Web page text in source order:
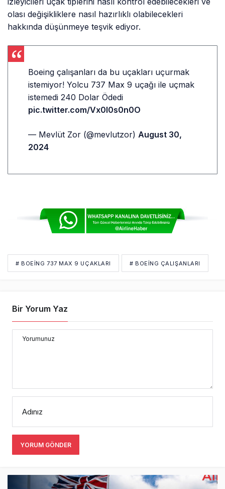
olası değişikliklere nasıl hazırlıklı olabilecekleri
hakkında düşünmeye teşvik ediyor.
Boeing çalışanları da bu uçakları uçurmak
istemiyor! Yolcu 737 Max 9 uçağı ile uçmak
istemedi 240 Dolar Ödedi
pic.twitter.com/Vx0l0s0n0O
— Mevlüt Zor (@mevlutzor) August 30,
2024
# BOEING 737 MAX 9 UÇAKLARI # BOEING ÇALIŞANLARI
Bir Yorum Yaz
Yorumunuz
Adınız
YORUM GÖNDER